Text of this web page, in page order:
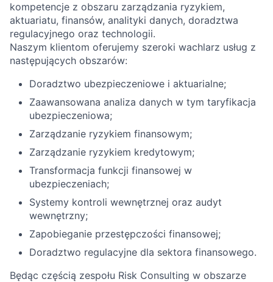
kompetencje z obszaru zarządzania ryzykiem,
aktuariatu, finansów, analityki danych, doradztwa
regulacyjnego oraz technologii.
Naszym klientom oferujemy szeroki wachlarz usług z
następujących obszarów:
Doradztwo ubezpieczeniowe i aktuarialne;
Zaawansowana analiza danych w tym taryfikacja
ubezpieczeniowa;
Zarządzanie ryzykiem finansowym;
Zarządzanie ryzykiem kredytowym;
Transformacja funkcji finansowej w
ubezpieczeniach;
Systemy kontroli wewnętrznej oraz audyt
wewnętrzny;
Zapobieganie przestępczości finansowej;
Doradztwo regulacyjne dla sektora finansowego.
Będąc częścią zespołu Risk Consulting w obszarze